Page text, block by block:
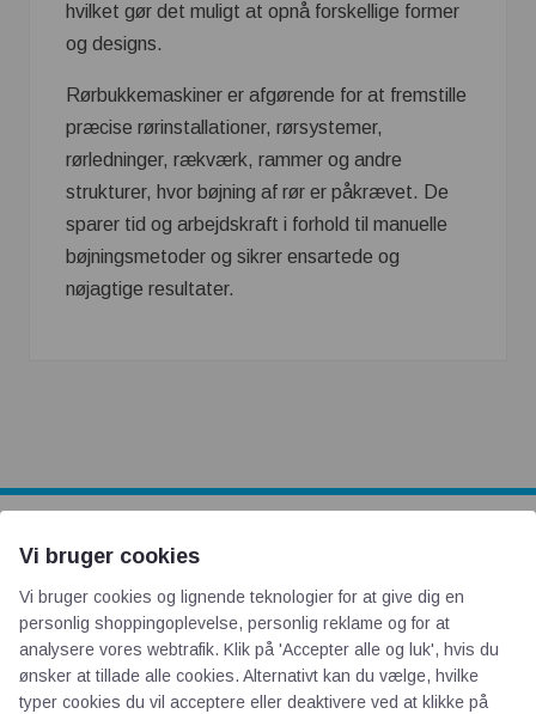
hvilket gør det muligt at opnå forskellige former
og designs.
Rørbukkemaskiner er afgørende for at fremstille
præcise rørinstallationer, rørsystemer,
rørledninger, rækværk, rammer og andre
strukturer, hvor bøjning af rør er påkrævet. De
sparer tid og arbejdskraft i forhold til manuelle
bøjningsmetoder og sikrer ensartede og
nøjagtige resultater.
AOT
Om os
Priser
Kontakt
Vi bruger cookies
Vi bruger cookies og lignende teknologier for at give dig en
personlig shoppingoplevelse, personlig reklame og for at
analysere vores webtrafik. Klik på 'Accepter alle og luk', hvis du
ønsker at tillade alle cookies. Alternativt kan du vælge, hvilke
typer cookies du vil acceptere eller deaktivere ved at klikke på